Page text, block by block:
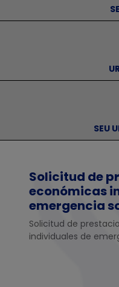
SEU
Solicitud de
económicas
emergencia
Solicitud de
individuales de